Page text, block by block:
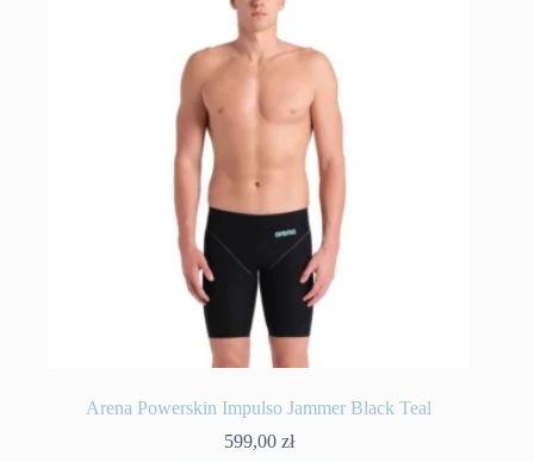
Arena Powerskin Impulso Jammer Black Teal
599,00 zł